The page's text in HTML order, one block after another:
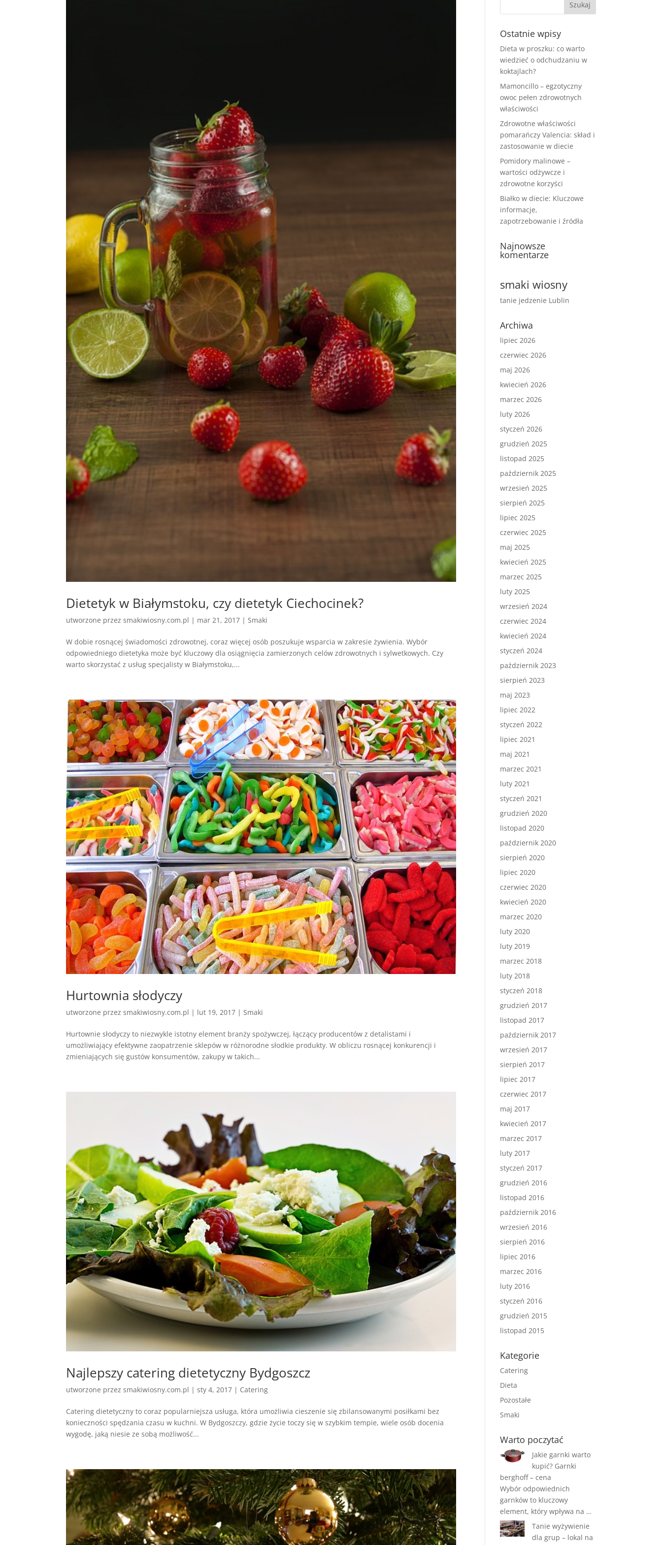
Dietetyk w Białymstoku, czy dietetyk Ciechocinek?
utworzone przezsmakiwiosny.com.pl | mar 21, 2017 |Smaki
W dobie rosnącej świadomości zdrowotnej, coraz więcej osób poszukuje wsparcia w zakresie żywienia. Wybór
odpowiedniego dietetyka może być kluczowy dla osiągnięcia zamierzonych celów zdrowotnych i sylwetkowych. Czy
warto skorzystać z usług specjalisty w Białymstoku,...
Hurtownia słodyczy
utworzone przezsmakiwiosny.com.pl | lut 19, 2017 | Smaki
Hurtownie słodyczy to niezwykle istotny element branży spożywczej, łączący producentów z detalistami i
umożliwiający efektywne zaopatrzenie sklepów w różnorodne słodkie produkty. W obliczu rosnącej konkurencji i
zmieniających się gustów konsumentów, zakupy w takich...
Najlepszy catering dietetyczny Bydgoszcz
utworzone przezsmakiwiosny.com.pl |sty 4, 2017 | Catering
Catering dietetyczny to coraz popularniejsza usługa, która umożliwia cieszenie się zbilansowanymi posiłkami bez
konieczności spędzania czasu w kuchni. W Bydgoszczy, gdzie życie toczy się w szybkim tempie, wiele osób docenia
wygodę, jaką niesie ze sobą możliwość...
Ostatnie wpisy
Dieta w proszku: co warto
wiedzieć o odchudzaniu w
koktajlach?
Mamoncillo – egzotyczny
owoc pełen zdrowotnych
właściwości
Zdrowotne właściwości
pomarańczy Valencia: skład i
zastosowanie w diecie
Pomidory malinowe –
wartości odżywcze i
zdrowotne korzyści
Białko w diecie: Kluczowe
informacje,
zapotrzebowanie i źródła
Najnowsze
komentarze
smaki wiosny
tanie jedzenie Lublin
Archiwa
lipiec 2026
czerwiec 2026
maj 2026
kwiecień 2026
marzec 2026
luty 2026
styczeń 2026
grudzień 2025
listopad 2025
październik 2025
wrzesień 2025
sierpień 2025
lipiec 2025
czerwiec 2025
maj 2025
kwiecień 2025
marzec 2025
luty 2025
wrzesień 2024
czerwiec 2024
kwiecień 2024
styczeń 2024
październik 2023
sierpień 2023
maj 2023
lipiec 2022
styczeń 2022
lipiec 2021
maj 2021
marzec 2021
luty 2021
styczeń 2021
grudzień 2020
listopad 2020
październik 2020
sierpień 2020
lipiec 2020
czerwiec 2020
kwiecień 2020
marzec 2020
luty 2020
luty 2019
marzec 2018
luty 2018
styczeń 2018
grudzień 2017
listopad 2017
październik 2017
wrzesień 2017
sierpień 2017
lipiec 2017
czerwiec 2017
maj 2017
kwiecień 2017
marzec 2017
luty 2017
styczeń 2017
grudzień 2016
listopad 2016
październik 2016
wrzesień 2016
sierpień 2016
lipiec 2016
marzec 2016
luty 2016
styczeń 2016
grudzień 2015
listopad 2015
Kategorie
Catering
Dieta
Pozostałe
Smaki
Warto poczytać
Jakie garnki warto
kupić? Garnki
berghoff – cena
Wybór odpowiednich
garnków to kluczowy
element, który wpływa na …
Tanie wyżywienie
dla grup – lokal na